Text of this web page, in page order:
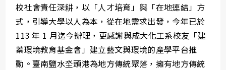
校社會責任深耕，以「人才培育」與「在地連結」方
式，引導大學以人為本，從在地需求出發，今年已於
113 年 1 月迄今辦理，更感謝與成大化工系校友「建
蓁環境教育基金會」建立藝文與環境的產學平台推
動。臺南鹽水坔頭港為地方傳統聚落，擁有地方傳統